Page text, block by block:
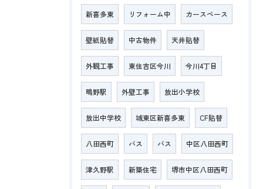
新喜多東 リフォーム中 カースペース
壁紙貼替 中古物件 天井貼替
外観工事 東住吉区今川 今川4丁目
鴫野駅 外壁工事 放出小学校
放出中学校 城東区新喜多東 CF貼替
八田西町 バス バス 中区八田西町
津久野駅 新築住宅 堺市中区八田西町